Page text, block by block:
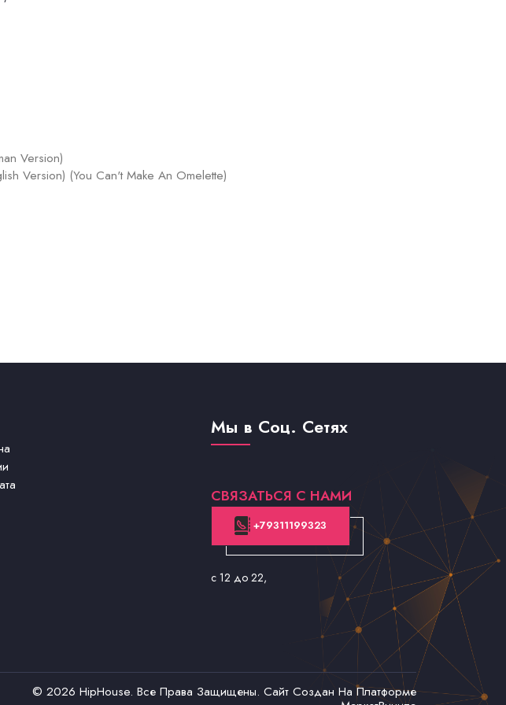
Version)
Version) (You Can't Make An Omelette)
Мы в Соц. Сетях
СВЯЗАТЬСЯ С НАМИ
+79311199323
с 12 до 22,
© 2026 HipHouse. Все Права Защищены. Сайт Создан На Платформе